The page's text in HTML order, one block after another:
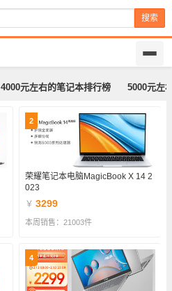
搜索
4000元左右的笔记本排行榜 5000元左
2
荣耀笔记本电脑MagicBook X 14 2
023
￥ 3299
本周销售：21003件
4